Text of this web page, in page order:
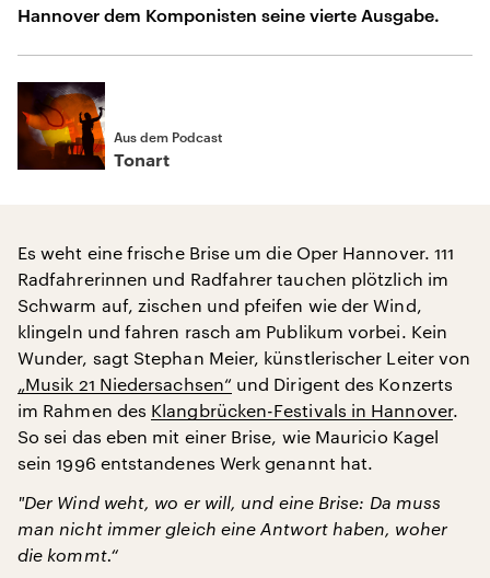
Hannover dem Komponisten seine vierte Ausgabe.
Aus dem Podcast
Tonart
Es weht eine frische Brise um die Oper Hannover. 111
Radfahrerinnen und Radfahrer tauchen plötzlich im
Schwarm auf, zischen und pfeifen wie der Wind,
klingeln und fahren rasch am Publikum vorbei. Kein
Wunder, sagt Stephan Meier, künstlerischer Leiter von
„Musik 21 Niedersachsen“ und Dirigent des Konzerts
im Rahmen des Klangbrücken-Festivals in Hannover.
So sei das eben mit einer Brise, wie Mauricio Kagel
sein 1996 entstandenes Werk genannt hat.
"Der Wind weht, wo er will, und eine Brise: Da muss
man nicht immer gleich eine Antwort haben, woher
die kommt.“